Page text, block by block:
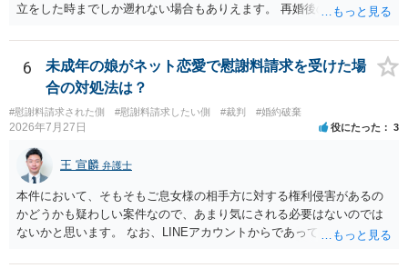
立をした時までしか遡れない場合もありえます。 再婚後の相手方の行
養育費に関するやりとり等があればそちらについても確認する必要が
あるでしょう。 公開相談の場での回答よりも個別に弁護士にご相談さ
れることをお勧めいたします。
6
未成年の娘がネット恋愛で慰謝料請求を受けた場
合の対処法は？
#慰謝料請求された側 #慰謝料請求したい側 #裁判 #婚約破棄
2026年7月27日 役にたった 3
王 宣麟 弁護士
本件において、そもそもご息女様の相手方に対する権利侵害があるの
かどうかも疑わしい案件なので、あまり気にされる必要はないのでは
ないかと思います。 なお、LINEアカウントからであっても、そこに紐
るパターンはありえるものの、本件のような精神的損害が発生したと